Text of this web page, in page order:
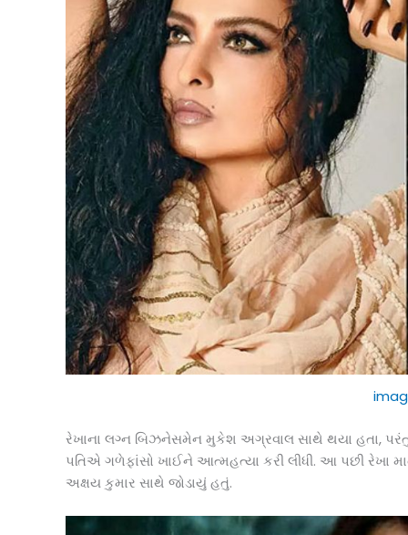
રેખાના લગ્ન બિઝનેસમેન મુકેશ અગ્રવાલ સાથે થયા હતા,
પતિએ ગળેફાંસો ખાઈને આત્મહત્યા કરી લીધી. આ પછી રેખા
અક્ષય કુમાર સાથે જોડાયું હતું.